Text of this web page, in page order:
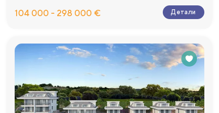
104 000 - 298 000 € Детали